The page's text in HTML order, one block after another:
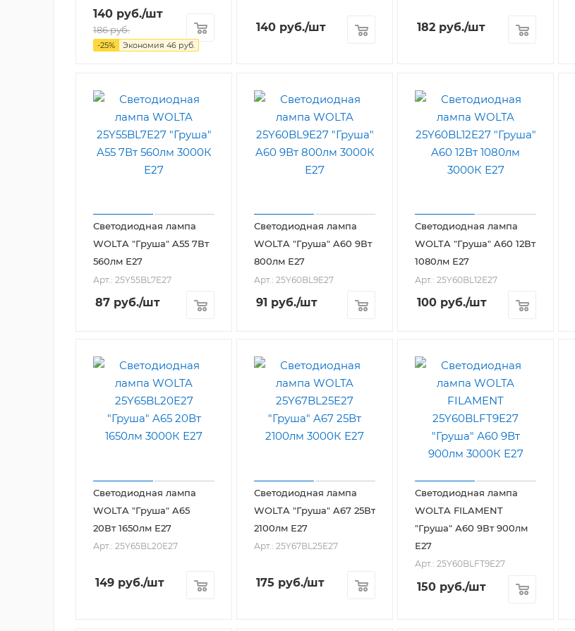
140 руб./шт
186руб.
-25% Экономия 46 руб.
140 руб./шт 182 руб./шт
Светодиодная лампа
WOLTA "Груша" A55 7Вт
560лм Е27
Арт.: 25Y55BL7E27
87 руб./шт
Светодиодная лампа
WOLTA "Груша" A60 9Вт
800лм Е27
Арт.: 25Y60BL9E27
91 руб./шт
Светодиодная лампа
WOLTA "Груша" A60 12Вт
1080лм Е27
Арт.: 25Y60BL12E27
100 руб./шт
Светодиодная лампа
WOLTA "Груша" A65
20Вт 1650лм Е27
Арт.: 25Y65BL20E27
149 руб./шт
Светодиодная лампа
WOLTA "Груша" A67 25Вт
2100лм Е27
Арт.: 25Y67BL25E27
175 руб./шт
Светодиодная лампа
WOLTA FILAMENT
"Груша" А60 9Вт 900лм
E27
Арт.: 25Y60BLFT9E27
150 руб./шт